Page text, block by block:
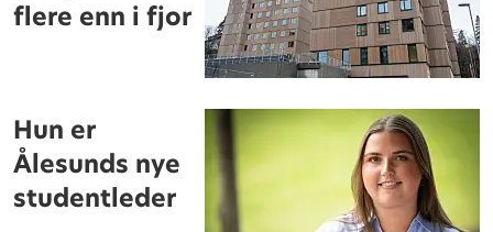
flere enn i fjor
Hun er
Ålesunds nye
studentleder